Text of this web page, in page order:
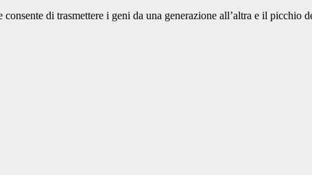
di trasmettere i geni da una generazione all’altra e il picchio